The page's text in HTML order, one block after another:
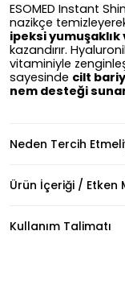
ESOMED Instant
nazikçe
ipeksi
kazandırır.
vitaminiyle
sayesinde cilt
nem desteği
Neden Tercih
Ürün İçeriği / Etken
Kullanım Talimatı